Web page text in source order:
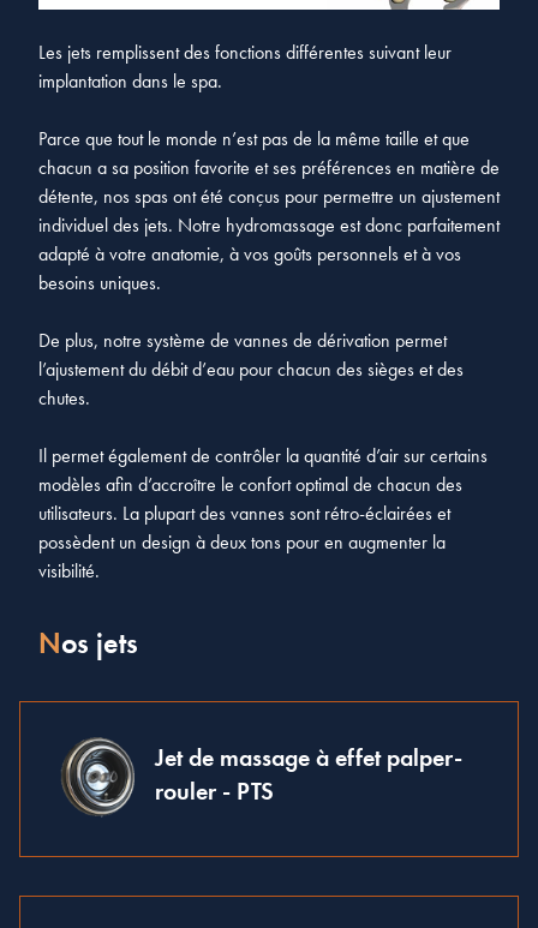
Les jets remplissent des fonctions différentes suivant leur
implantation dans le spa.
Parce que tout le monde n’est pas de la même taille et que
chacun a sa position favorite et ses préférences en matière de
détente, nos spas ont été conçus pour permettre un ajustement
individuel des jets. Notre hydromassage est donc parfaitement
adapté à votre anatomie, à vos goûts personnels et à vos
besoins uniques.
De plus, notre système de vannes de dérivation permet
l’ajustement du débit d’eau pour chacun des sièges et des
chutes.
Il permet également de contrôler la quantité d’air sur certains
modèles afin d’accroître le confort optimal de chacun des
utilisateurs. La plupart des vannes sont rétro-éclairées et
possèdent un design à deux tons pour en augmenter la
visibilité.
Nos jets
Jet de massage à effet palper-
rouler - PTS